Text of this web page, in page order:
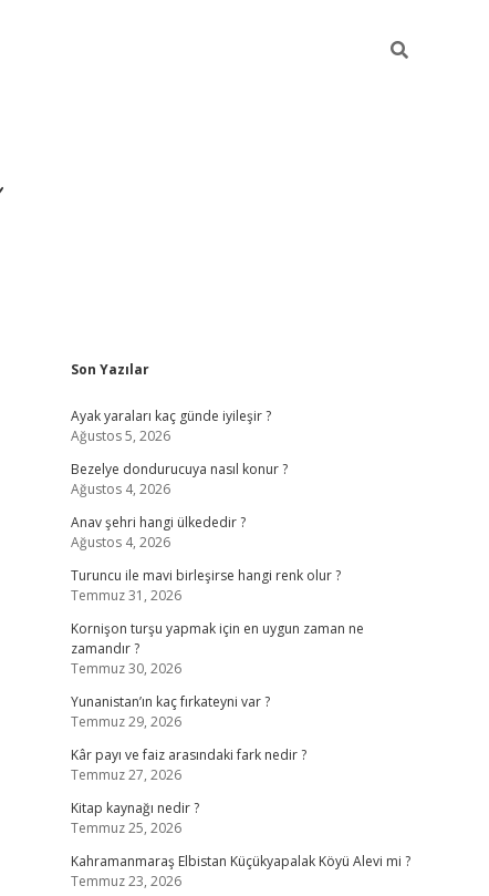
Sidebar
Son Yazılar
Ayak yaraları kaç günde iyileşir ?
Ağustos 5, 2026
Bezelye dondurucuya nasıl konur ?
Ağustos 4, 2026
Anav şehri hangi ülkededir ?
Ağustos 4, 2026
Turuncu ile mavi birleşirse hangi renk olur ?
Temmuz 31, 2026
Kornişon turşu yapmak için en uygun zaman ne
zamandır ?
Temmuz 30, 2026
Yunanistan’ın kaç fırkateyni var ?
Temmuz 29, 2026
Kâr payı ve faiz arasındaki fark nedir ?
Temmuz 27, 2026
Kitap kaynağı nedir ?
Temmuz 25, 2026
Kahramanmaraş Elbistan Küçükyapalak Köyü Alevi mi ?
Temmuz 23, 2026